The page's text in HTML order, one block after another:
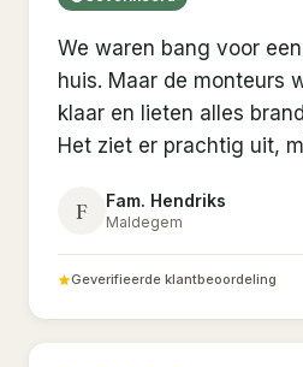
We waren bang voor
huis. Maar de monteurs
klaar en lieten alles
Het ziet er prachtig uit,
F Fam. Hendriks
Maldegem
Geverifieerde klantbeoordeling